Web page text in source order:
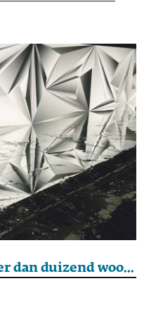
Eén emoji zegt meer dan duizend woorden